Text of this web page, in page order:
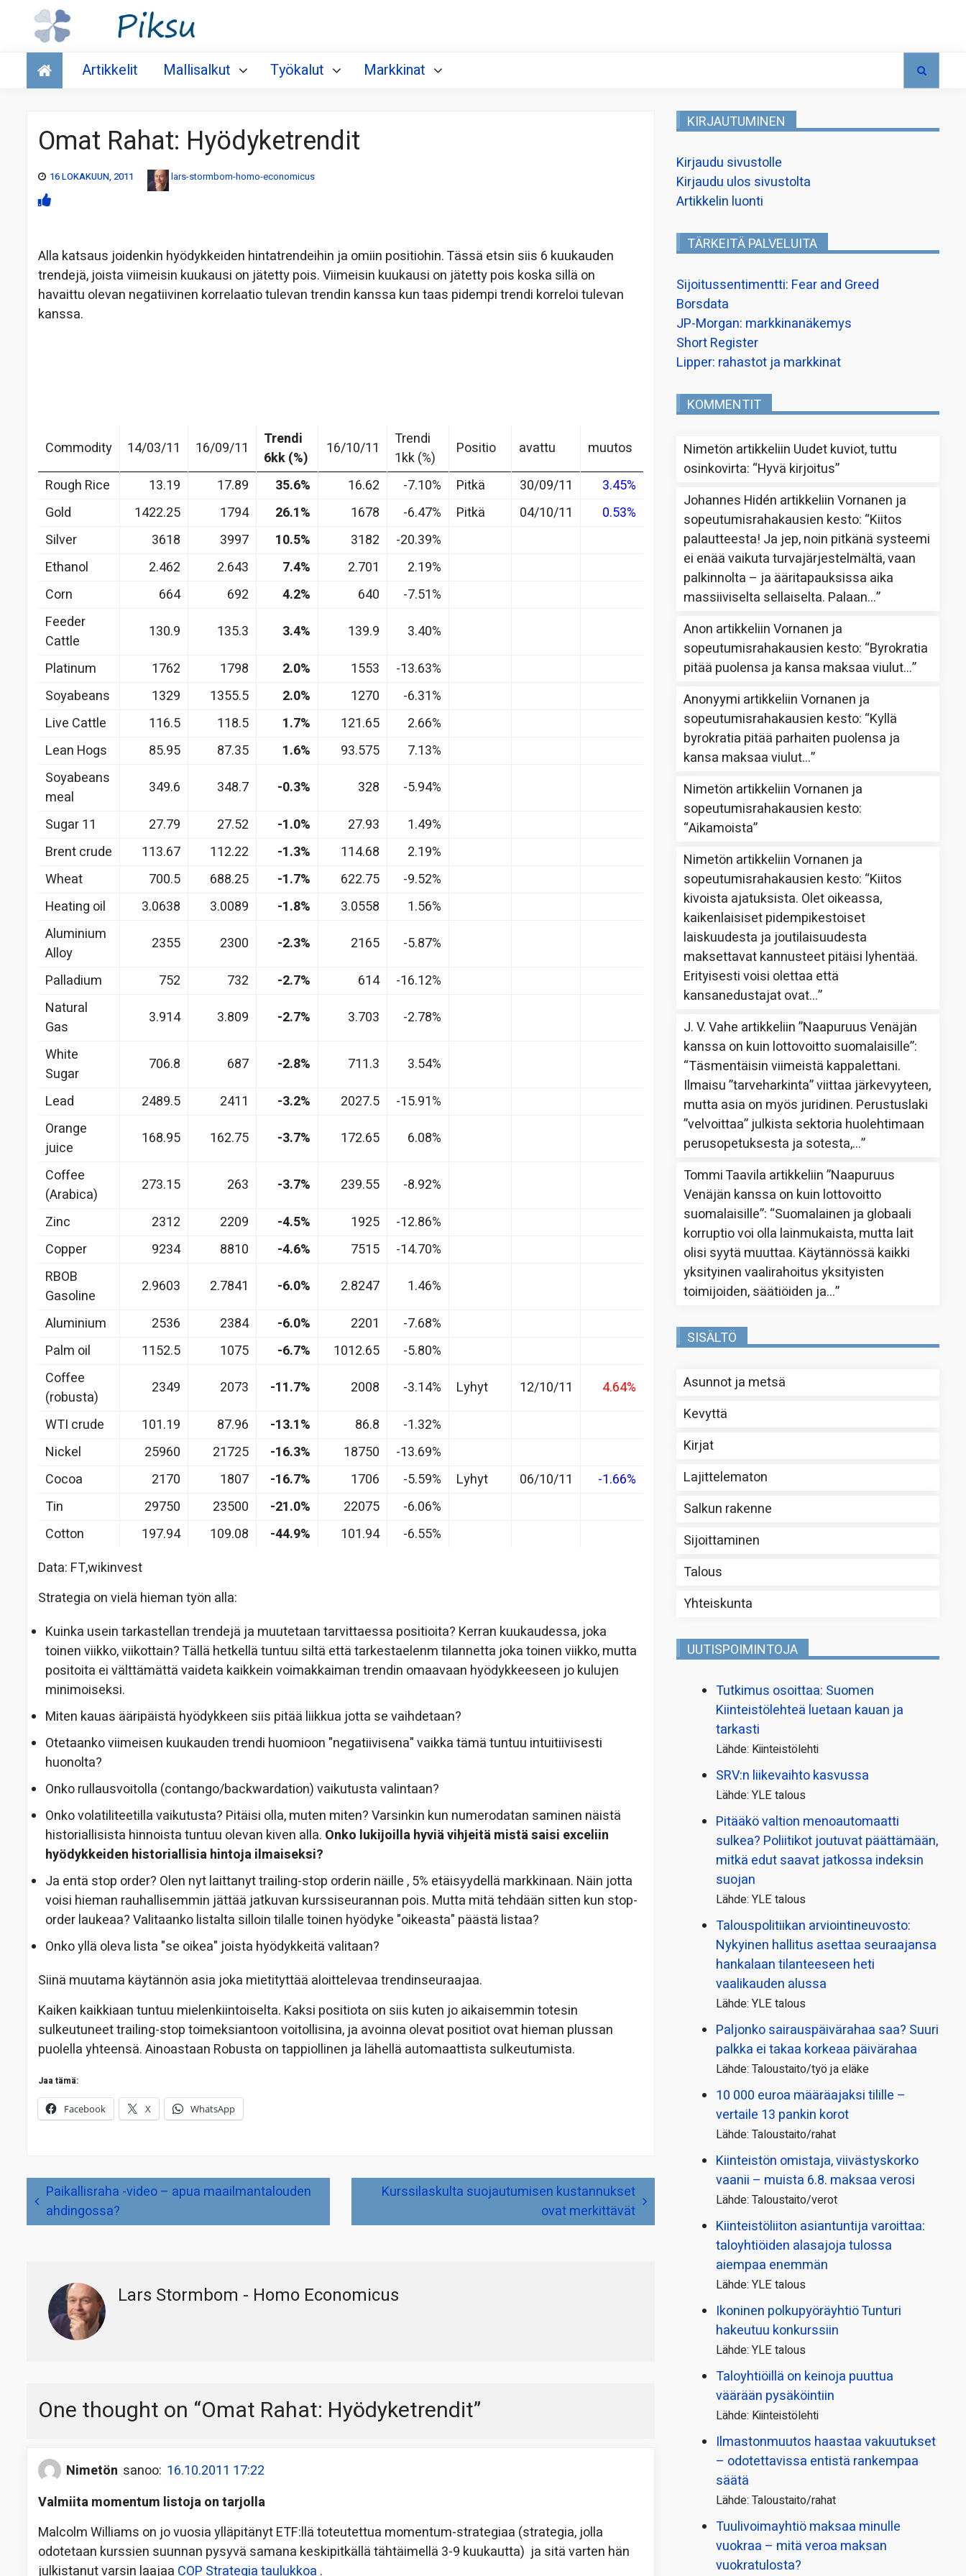
Talous
Artikkelit Mallisalkut Työkalut Markkinat
Omat Rahat: Hyödyketrendit
16 LOKAKUUN, 2011 lars-stormbom-homo-economicus
Alla katsaus joidenkin hyödykkeiden hintatrendeihin ja omiin positiohin. Tässä etsin siis 6 kuukauden
trendejä, joista viimeisin kuukausi on jätetty pois. Viimeisin kuukausi on jätetty pois koska sillä on
havaittu olevan negatiivinen korrelaatio tulevan trendin kanssa kun taas pidempi trendi korreloi tulevan
kanssa.
Commodity 14/03/11 16/09/11
Trendi
6kk (%)
16/10/11
Trendi
1kk (%)
Positio avattu
muutos
Rough Rice
13.19 17.89 35.6% 16.62 -7.10% Pitkä 30/09/11
3.45%
Gold
1422.25 1794 26.1% 1678 -6.47% Pitkä 04/10/11
0.53%
Silver
3618 3997 10.5% 3182
-20.39%
Ethanol
2.462 2.643 7.4% 2.701
2.19%
Corn
664 692 4.2% 640
-7.51%
Feeder
Cattle
130.9 135.3 3.4% 139.9
3.40%
Platinum
1762 1798 2.0% 1553
-13.63%
Soyabeans
1329 1355.5 2.0% 1270
-6.31%
Live Cattle
116.5 118.5 1.7% 121.65
2.66%
Lean Hogs
85.95 87.35 1.6% 93.575
7.13%
Soyabeans
meal
349.6 348.7 -0.3% 328
-5.94%
Sugar 11
27.79 27.52 -1.0% 27.93
1.49%
Brent crude
113.67 112.22 -1.3% 114.68
2.19%
Wheat
700.5 688.25 -1.7% 622.75
-9.52%
Heating oil
3.0638 3.0089 -1.8% 3.0558
1.56%
Aluminium
Alloy
2355 2300 -2.3% 2165
-5.87%
Palladium
752 732 -2.7% 614
-16.12%
Natural
Gas
3.914 3.809 -2.7% 3.703
-2.78%
White
Sugar
706.8 687 -2.8% 711.3
3.54%
Lead
2489.5 2411 -3.2% 2027.5
-15.91%
Orange
juice
168.95 162.75 -3.7% 172.65
6.08%
Coffee
(Arabica)
273.15 263 -3.7% 239.55
-8.92%
Zinc
2312 2209 -4.5% 1925
-12.86%
Copper
9234 8810 -4.6% 7515
-14.70%
RBOB
Gasoline
2.9603 2.7841 -6.0% 2.8247
1.46%
Aluminium
2536 2384 -6.0% 2201
-7.68%
Palm oil
1152.5 1075 -6.7% 1012.65
-5.80%
Coffee
(robusta)
2349 2073 -11.7% 2008 -3.14% Lyhyt 12/10/11
4.64%
WTI crude
101.19 87.96 -13.1% 86.8
-1.32%
Nickel
25960 21725 -16.3% 18750
-13.69%
Cocoa
2170 1807 -16.7% 1706 -5.59% Lyhyt 06/10/11
-1.66%
Tin
29750 23500 -21.0% 22075
-6.06%
Cotton
197.94 109.08 -44.9% 101.94
-6.55%
Data: FT,wikinvest
Strategia on vielä hieman työn alla:
Kuinka usein tarkastellan trendejä ja muutetaan tarvittaessa positioita? Kerran kuukaudessa, joka
toinen viikko, viikottain? Tällä hetkellä tuntuu siltä että tarkestaelenm tilannetta joka toinen viikko, mutta
positoita ei välttämättä vaideta kaikkein voimakkaiman trendin omaavaan hyödykkeeseen jo kulujen
minimoiseksi.
Miten kauas ääripäistä hyödykkeen siis pitää liikkua jotta se vaihdetaan?
Otetaanko viimeisen kuukauden trendi huomioon "negatiivisena" vaikka tämä tuntuu intuitiivisesti
huonolta?
Onko rullausvoitolla (contango/backwardation) vaikutusta valintaan?
Onko volatiliteetilla vaikutusta? Pitäisi olla, muten miten? Varsinkin kun numerodatan saminen näistä
historiallisista hinnoista tuntuu olevan kiven alla. Onko lukijoilla hyviä vihjeitä mistä saisi exceliin
hyödykkeiden historiallisia hintoja ilmaiseksi?
Ja entä stop order? Olen nyt laittanyt trailing-stop orderin näille , 5% etäisyydellä markkinaan. Näin jotta
voisi hieman rauhallisemmin jättää jatkuvan kurssiseurannan pois. Mutta mitä tehdään sitten kun stop-
order laukeaa? Valitaanko listalta silloin tilalle toinen hyödyke "oikeasta" päästä listaa?
Onko yllä oleva lista "se oikea" joista hyödykkeitä valitaan?
Siinä muutama käytännön asia joka mietityttää aloittelevaa trendinseuraajaa.
Kaiken kaikkiaan tuntuu mielenkiintoiselta. Kaksi positiota on siis kuten jo aikaisemmin totesin
sulkeutuneet trailing-stop toimeksiantoon voitollisina, ja avoinna olevat positiot ovat hieman plussan
puolella yhteensä. Ainoastaan Robusta on tappiollinen ja lähellä automaattista sulkeutumista.
Jaa tämä:
Facebook X WhatsApp
Artikkelien
selausPaikallisraha -video – apua maailmantalouden
ahdingossa?
Kurssilaskulta suojautumisen kustannukset
ovat merkittävät
Lars Stormbom - Homo Economicus
One thought on “Omat Rahat: Hyödyketrendit”
Nimetön sanoo: 16.10.2011 17:22
Valmiita momentum listoja on tarjolla
Malcolm Williams on jo vuosia ylläpitänyt ETF:llä toteutettua momentum-strategiaa (strategia, jolla
odotetaan kurssien suunnan pysyvä samana keskipitkällä tähtäimellä 3-9 kuukautta) ja sitä varten hän
julkistanut varsin laajaa COP Strategia taulukkoa .
KIRJAUTUMINEN
Kirjaudu sivustolle
Kirjaudu ulos sivustolta
Artikkelin luonti
TÄRKEITÄ PALVELUITA
Sijoitussentimentti: Fear and Greed
Borsdata
JP-Morgan: markkinanäkemys
Short Register
Lipper: rahastot ja markkinat
KOMMENTIT
Nimetön artikkeliin Uudet kuviot, tuttu
osinkovirta: “Hyvä kirjoitus”
Johannes Hidén artikkeliinVornanen ja
sopeutumisrahakausien kesto: “Kiitos
palautteesta! Ja jep, noin pitkänä systeemi
ei enää vaikuta turvajärjestelmältä, vaan
palkinnolta – ja ääritapauksissa aika
massiiviselta sellaiselta. Palaan…”
Anon artikkeliinVornanen ja
sopeutumisrahakausien kesto: “Byrokratia
pitää puolensa ja kansa maksaa viulut…”
Anonyymi artikkeliinVornanen ja
sopeutumisrahakausien kesto: “Kyllä
byrokratia pitää parhaiten puolensa ja
kansa maksaa viulut…”
Nimetön artikkeliinVornanen ja
sopeutumisrahakausien kesto:
“Aikamoista”
Nimetön artikkeliinVornanen ja
sopeutumisrahakausien kesto: “Kiitos
kivoista ajatuksista. Olet oikeassa,
kaikenlaisiset pidempikestoiset
laiskuudesta ja joutilaisuudesta
maksettavat kannusteet pitäisi lyhentää.
Erityisesti voisi olettaa että
kansanedustajat ovat…”
J. V. Vahe artikkeliin”Naapuruus Venäjän
kanssa on kuin lottovoitto suomalaisille”:
“Täsmentäisin viimeistä kappalettani.
Ilmaisu ”tarveharkinta” viittaa järkevyyteen,
mutta asia on myös juridinen. Perustuslaki
”velvoittaa” julkista sektoria huolehtimaan
perusopetuksesta ja sotesta,…”
Tommi Taavila artikkeliin”Naapuruus
Venäjän kanssa on kuin lottovoitto
suomalaisille”: “Suomalainen ja globaali
korruptio voi olla lainmukaista, mutta lait
olisi syytä muuttaa. Käytännössä kaikki
yksityinen vaalirahoitus yksityisten
toimijoiden, säätiöiden ja…”
SISÄLTÖ
Asunnot ja metsä
Kevyttä
Kirjat
Lajittelematon
Salkun rakenne
Sijoittaminen
Talous
Yhteiskunta
UUTISPOIMINTOJA
Tutkimus osoittaa: Suomen
Kiinteistölehteä luetaan kauan ja
tarkasti
Lähde: Kiinteistölehti
SRV:n liikevaihto kasvussa
Lähde: YLE talous
Pitääkö valtion menoautomaatti
sulkea? Poliitikot joutuvat päättämään,
mitkä edut saavat jatkossa indeksin
suojan
Lähde: YLE talous
Talous­politiikan arviointi­neuvosto:
Nykyinen hallitus asettaa seuraajansa
hankalaan tilanteeseen heti
vaalikauden alussa
Lähde: YLE talous
Paljonko sairauspäivä­rahaa saa? Suuri
palkka ei takaa korkeaa päivärahaa
Lähde: Taloustaito/työ ja eläke
10 000 euroa määräajaksi tilille –
vertaile 13 pankin korot
Lähde: Taloustaito/rahat
Kiinteistön omistaja, viivästyskorko
vaanii – muista 6.8. maksaa verosi
Lähde: Taloustaito/verot
Kiinteistö­liiton asiantuntija varoittaa:
taloyhtiöiden alasajoja tulossa
aiempaa enemmän
Lähde: YLE talous
Ikoninen polkupyörä­yhtiö Tunturi
hakeutuu konkurssiin
Lähde: YLE talous
Taloyhtiöillä on keinoja puuttua
väärään pysäköintiin
Lähde: Kiinteistölehti
Ilmastonmuutos haastaa vakuutukset
– odotettavissa entistä rankempaa
säätä
Lähde: Taloustaito/rahat
Tuulivoimayhtiö maksaa minulle
vuokraa – mitä veroa maksan
vuokratulosta?